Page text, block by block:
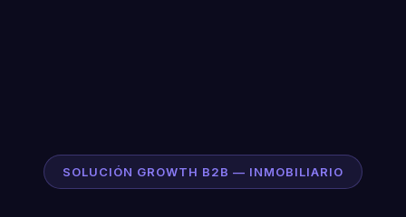
SOLUCIÓN GROWTH B2B — INMOBILIARIO